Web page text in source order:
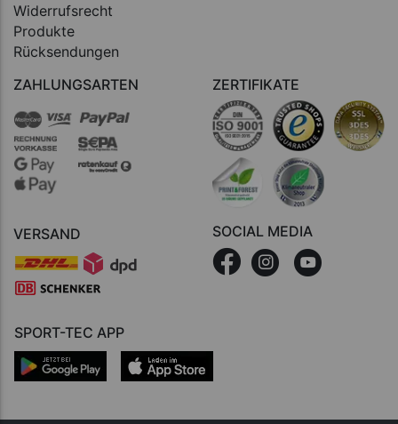
Widerrufsrecht
Produkte
Rücksendungen
ZAHLUNGSARTEN
VERSAND
ZERTIFIKATE
SOCIAL MEDIA
SPORT-TEC APP